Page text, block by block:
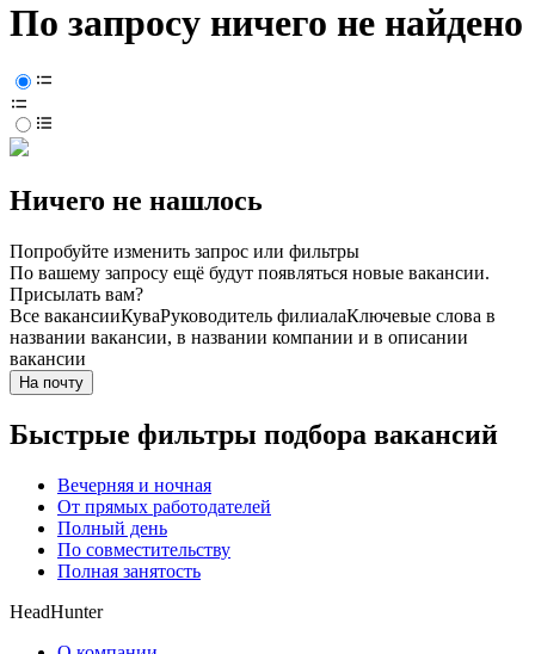
По запросу ничего не найдено
Ничего не нашлось
Попробуйте изменить запрос или фильтры
По вашему запросу ещё будут появляться новые вакансии.
Присылать вам?
Все вакансииКуваРуководитель филиалаКлючевые слова в
названии вакансии, в названии компании и в описании
вакансии
На почту
Быстрые фильтры подбора вакансий
Вечерняя и ночная
От прямых работодателей
Полный день
По совместительству
Полная занятость
HeadHunter